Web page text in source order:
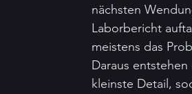
nächsten
Laborbericht
meistens das
Daraus
kleinste Detail,